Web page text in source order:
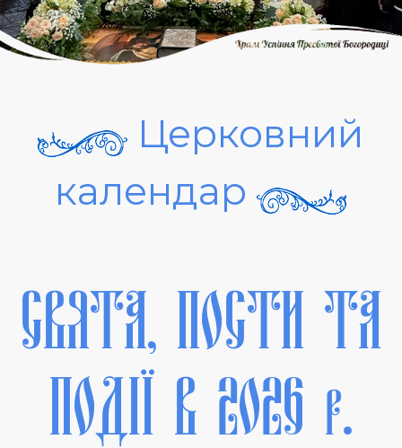
Церковний
календар
СВЯТА, ПОСТИ ТА
ПОДІЇ В 2026 р.